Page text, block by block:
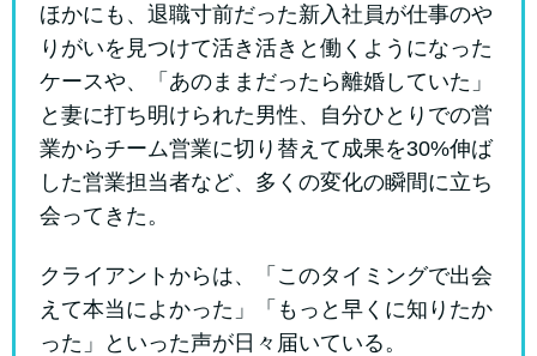
ほかにも、退職寸前だった新入社員が仕事のや
りがいを見つけて活き活きと働くようになった
ケースや、「あのままだったら離婚していた」
と妻に打ち明けられた男性、自分ひとりでの営
業からチーム営業に切り替えて成果を30%伸ば
した営業担当者など、多くの変化の瞬間に立ち
会ってきた。
クライアントからは、「このタイミングで出会
えて本当によかった」「もっと早くに知りたか
った」といった声が日々届いている。